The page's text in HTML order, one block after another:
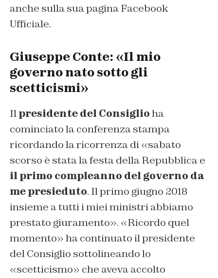
anche sulla sua pagina Facebook
Ufficiale.
Giuseppe Conte: «Il mio
governo nato sotto gli
scetticismi»
Ilpresidente del Consiglioha
cominciato la conferenza stampa
ricordando la ricorrenza di «sabato
scorso è stata la festa della Repubblica e
il primo compleanno del governo da
me presieduto. Il primo giugno 2018
insieme a tutti i miei ministri abbiamo
prestato giuramento». «Ricordo quel
momento» ha continuato il presidente
del Consiglio sottolineando lo
«scetticismo» che aveva accolto